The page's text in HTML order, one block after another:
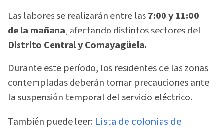
Las labores se realizarán entre las7:00 y 11:00
de la mañana, afectando distintos sectores del
Distrito Central y Comayagüela.
Durante este período, los residentes de las zonas
contempladas deberán tomar precauciones ante
la suspensión temporal del servicio eléctrico.
También puede leer: Lista de colonias de